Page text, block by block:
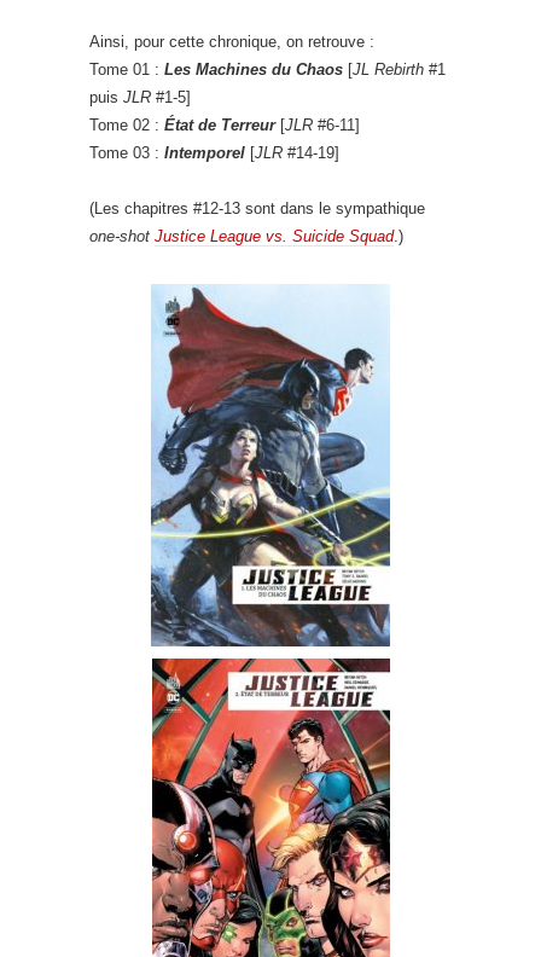
Ainsi, pour cette chronique, on retrouve :
Tome 01 : Les Machines du Chaos [JL Rebirth #1
puis JLR #1-5]
Tome 02 : État de Terreur[JLR #6-11]
Tome 03 : Intemporel [JLR #14-19]
(Les chapitres #12-13 sont dans le sympathique
one-shot Justice League vs. Suicide Squad.)